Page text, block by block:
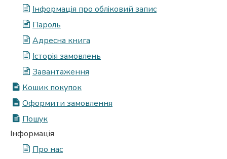
Інформація про обліковий запис
Пароль
Адресна книга
Історія замовлень
Завантаження
Кошик покупок
Оформити замовлення
Пошук
Інформація
Про нас